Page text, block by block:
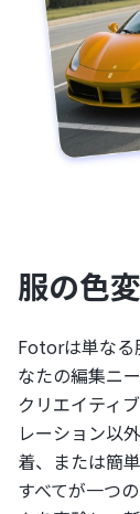
服の色
Fotorは単なる
なたの編集ニ
クリエイティ
レーション以外
着、または簡
すべてが一つ